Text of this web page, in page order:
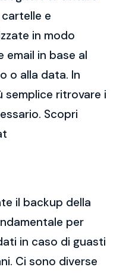
e
in modo
email in base al
o alla data. In
semplice ritrovare i
Scopri
il backup della
per
in caso di guasti
Ci sono diverse